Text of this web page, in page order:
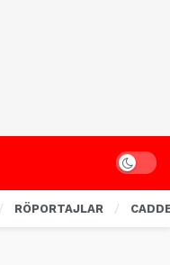
Dark
RÖPORTAJLAR